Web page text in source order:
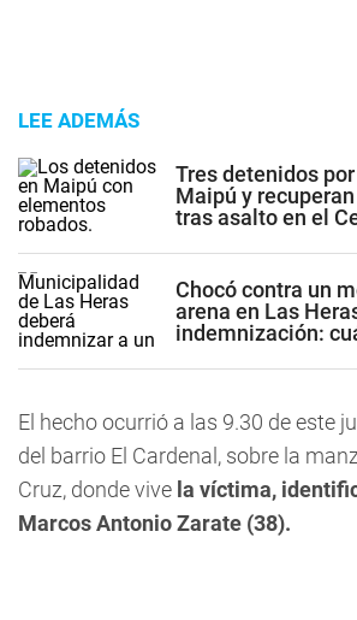
LEE ADEMÁS
Tres detenidos
Maipú y
tras asalto en el
Chocó contra un
arena en Las
indemnización:
El hecho ocurrió a las 9.30 de este
del barrio El Cardenal, sobre la
Cruz, donde vive la víctima,
Marcos Antonio Zarate (38).